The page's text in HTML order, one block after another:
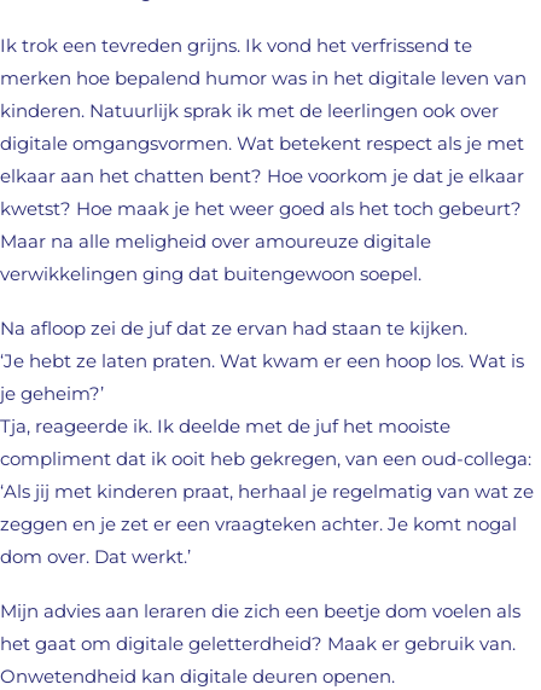
Ik trok een tevreden grijns. Ik vond het verfrissend te
merken hoe bepalend humor was in het digitale leven van
kinderen. Natuurlijk sprak ik met de leerlingen ook over
digitale omgangsvormen. Wat betekent respect als je met
elkaar aan het chatten bent? Hoe voorkom je dat je elkaar
kwetst? Hoe maak je het weer goed als het toch gebeurt?
Maar na alle meligheid over amoureuze digitale
verwikkelingen ging dat buitengewoon soepel.
Na afloop zei de juf dat ze ervan had staan te kijken.
‘Je hebt ze laten praten. Wat kwam er een hoop los. Wat is
je geheim?’
Tja, reageerde ik. Ik deelde met de juf het mooiste
compliment dat ik ooit heb gekregen, van een oud-collega:
‘Als jij met kinderen praat, herhaal je regelmatig van wat ze
zeggen en je zet er een vraagteken achter. Je komt nogal
dom over. Dat werkt.’
Mijn advies aan leraren die zich een beetje dom voelen als
het gaat om digitale geletterdheid? Maak er gebruik van.
Onwetendheid kan digitale deuren openen.